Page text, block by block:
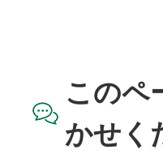
このペ
かせく